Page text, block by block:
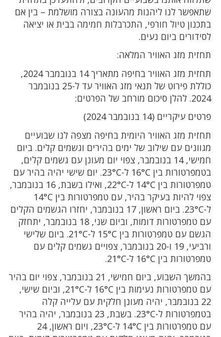
שתאפשר לנו ליהנות מהעונה בצורה מושלמת – בין אם
בתכנון טיול חורפי, התכרבלות חמימה בבית או יציאה
לסידורים ביום נעים.
תחזית מזג האוויר המלאה:
תחזית מזג האוויר בחיפה מתאריך 14 בנובמבר 2024,
כוללת פירוט של תנאי מזג האוויר עד ל-25 בנובמבר
2024. להלן סיכום מורחב של הפרטים:
פרטים עיקריים (14 בנובמבר 2024)
תחזית מזג האוויר היומית בחיפה מצפה לנו שבועיים
מגוונים עם שילוב של ימים בהירים וגשמים קלים. ביום
חמישי, 14 בנובמבר, צפוי יום מעונן עם גשמים קלים,
בטמפרטורות בין 16°C ל-23°C. יום שישי יהיה בהיר עם
טמפרטורות בין 14°C ל-22°C, ואילו בשבת, 16 בנובמבר,
צפוי להיות בעיקר בהיר, עם טמפרטורות בין 14°C
ל-23°C. ביום ראשון, 17 בנובמבר, יחזרו הגשמים הקלים
עם טמפרטורות דומות, וביום שני, 18 בנובמבר, יתחזק
הגשם עם טמפרטורות בין 15°C ל-21°C. ביום שלישי
ורביעי, 19 ו-20 בנובמבר, צפויים גשמים קלים עם
טמפרטורות בין 16°C ל-21°C.
בהמשך השבוע, ביום חמישי, 21 בנובמבר, צפוי יום בהיר
עם טמפרטורות נעימות בין 16°C ל-21°C, וביום שישי,
22 בנובמבר, יהיה מעונן חלקית עם עלייה קלה
בטמפרטורות ל-23°C. בשבת, 23 בנובמבר, יהיה בהיר
עם טמפרטורות בין 14°C ל-23°C, ויום ראשון, 24